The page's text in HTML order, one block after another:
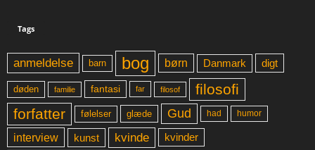
Tags
anmeldelse barn bog børn Danmark digt
døden familie fantasi far filosof
filosofi
forfatter
følelser glæde Gud had humor
interview kunst kvinde kvinder